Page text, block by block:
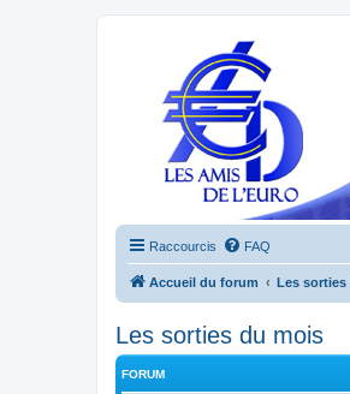
Raccourcis FAQ
Accueil du forum Les sorties
Les sorties du mois
FORUM